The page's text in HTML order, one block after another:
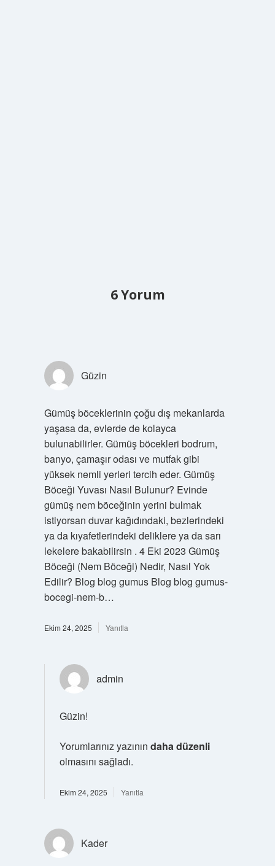
6 Yorum
Güzin
Gümüş böceklerinin çoğu dış mekanlarda
yaşasa da, evlerde de kolayca
bulunabilirler. Gümüş böcekleri bodrum,
banyo, çamaşır odası ve mutfak gibi
yüksek nemli yerleri tercih eder. Gümüş
Böceği Yuvası Nasıl Bulunur? Evinde
gümüş nem böceğinin yerini bulmak
istiyorsan duvar kağıdındaki, bezlerindeki
ya da kıyafetlerindeki deliklere ya da sarı
lekelere bakabilirsin . 4 Eki 2023 Gümüş
Böceği (Nem Böceği) Nedir, Nasıl Yok
Edilir? Blog blog gumus Blog blog gumus-
bocegi-nem-b…
Ekim 24, 2025 Yanıtla
admin
Güzin!
Yorumlarınız yazının daha düzenli
olmasını sağladı.
Ekim 24, 2025 Yanıtla
Kader